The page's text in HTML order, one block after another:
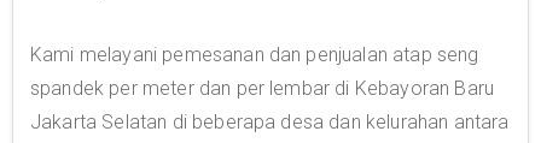
Kami melayani pemesanan dan penjualan atap seng
spandek per meter dan per lembar di Kebayoran Baru
Jakarta Selatan di beberapa desa dan kelurahan antara